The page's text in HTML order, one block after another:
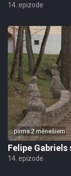
14. epizode
pirms 2 mēnešiem
Felipe
14. epizode